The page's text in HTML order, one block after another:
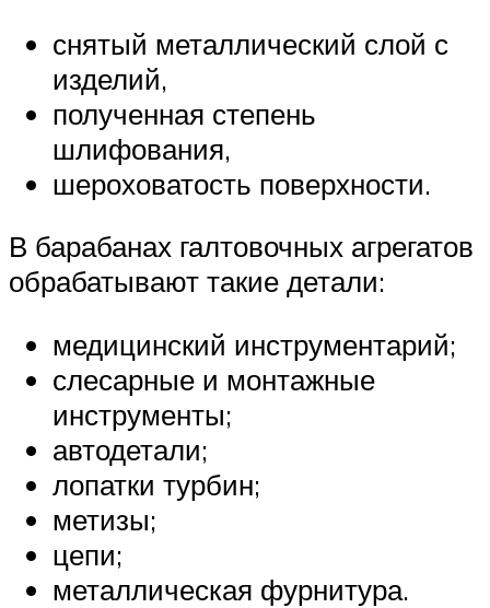
снятый металлический слой с
изделий,
полученная степень
шлифования,
шероховатость поверхности.
В барабанах галтовочных агрегатов
обрабатывают такие детали:
медицинский инструментарий;
слесарные и монтажные
инструменты;
автодетали;
лопатки турбин;
метизы;
цепи;
металлическая фурнитура.